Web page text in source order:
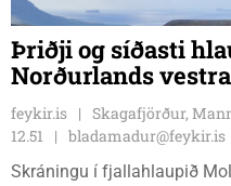
Þriðji og síðasti
Norðurlands
feykir.is Skagafjörður,
12.51
bladamadur@feykir.is
Skráningu í fjallahlaupið